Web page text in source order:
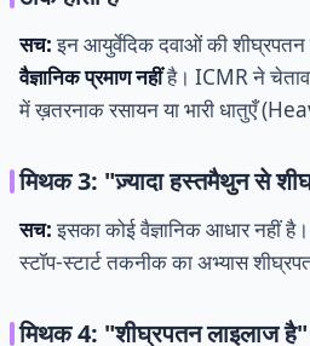
सच:इन आयुर्वेदिक दवाओं की शीघ्रपतन
वैज्ञानिक प्रमाण नहींहै। ICMR ने
में ख़तरनाक रसायन या भारी धातुएँ
मिथक 3: "ज़्यादा हस्तमैथुन से
सच:इसका कोई वैज्ञानिक आधार नहीं
स्टॉप-स्टार्ट तकनीक का अभ्यास
मिथक 4: "शीघ्रपतन लाइलाज है"